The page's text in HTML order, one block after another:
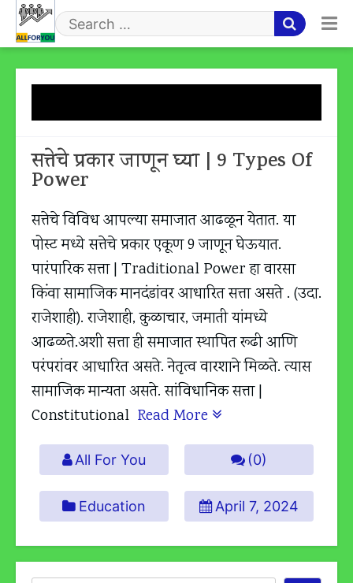
Skip
content
Search
सत्तेचे प्रकार जाणून घ्या | 9 Types Of
Power
सत्तेचे विविध आपल्या समाजात आढळून येतात. या
पोस्ट मध्ये सत्तेचे प्रकार एकूण 9 जाणून घेऊयात.
पारंपारिक सत्ता | Traditional Power हा वारसा
किंवा सामाजिक मानदंडांवर आधारित सत्ता असते . (उदा.
राजेशाही). राजेशाही, कुळाचार, जमाती यांमध्ये
आढळते.अशी सत्ता ही समाजात स्थापित रूढी आणि
परंपरांवर आधारित असते. नेतृत्व वारशाने मिळते. त्यास
सामाजिक मान्यता असते. सांविधानिक सत्ता |
Constitutional Read More
All For You (0)
Education April 7, 2024